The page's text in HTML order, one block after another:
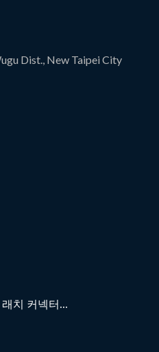
Dist., New Taipei City
치 커넥터...